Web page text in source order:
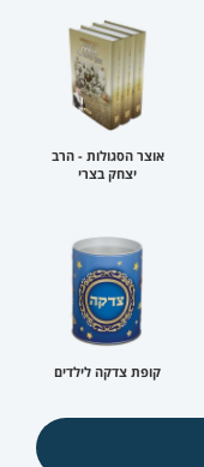
אוצר הסגולות - הרב
יצחק בצרי
קופת צדקה לילדים